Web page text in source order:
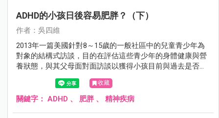
ADHD的小孩日後容易肥胖？（下）
作者：吳四維
2013年一篇美國針對8～15歲的一般社區中的兒童青少年為
對象的結構式訪談，目的在評估這些青少年的身體健康與營
養狀態，與其父母面對面訪談以獲得小孩目前與過去是否有
ADHD、目前是否有使用藥物來治療ADHD等資料，發現這些
完成評估的3050個8～15歲兒童青少年中：
收藏
關鍵字： ADHD 、 肥胖、 精神疾病